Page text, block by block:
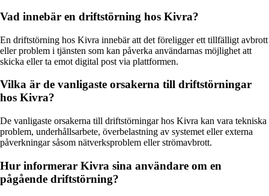
Vad innebär en driftstörning hos Kivra?
En driftstörning hos Kivra innebär att det föreligger ett tillfälligt avbrott
eller problem i tjänsten som kan påverka användarnas möjlighet att
skicka eller ta emot digital post via plattformen.
Vilka är de vanligaste orsakerna till driftstörningar
hos Kivra?
De vanligaste orsakerna till driftstörningar hos Kivra kan vara tekniska
problem, underhållsarbete, överbelastning av systemet eller externa
påverkningar såsom nätverksproblem eller strömavbrott.
Hur informerar Kivra sina användare om en
pågående driftstörning?